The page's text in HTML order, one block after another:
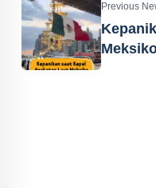
Previous